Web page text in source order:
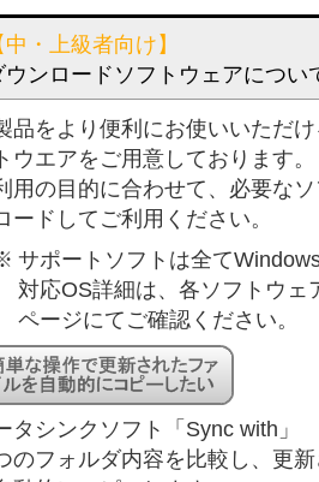
中・上級者向け】
ウンロードソフトウェアについ
品をより便利にお使いいただ
ウエアをご用意しております。
用の目的に合わせて、必要な
ードしてご利用ください。
サポートソフトは全てWindows
対応OS詳細は、各ソフトウェ
ページにてご確認ください。
タシンクソフト「Sync with」
のフォルダ内容を比較し、更